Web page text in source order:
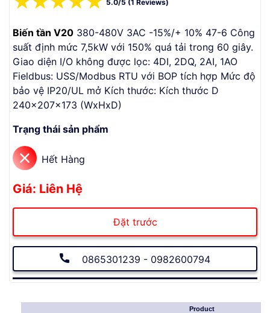
5.0/5 (1 Reviews)
Biến tần V20 380-480V 3AC -15%/+ 10% 47-6 Công
suất định mức 7,5kW với 150% quá tải trong 60 giây.
Giao diện I/O không được lọc: 4DI, 2DQ, 2AI, 1AO
Fieldbus: USS/Modbus RTU với BOP tích hợp Mức độ
bảo vệ IP20/UL mở Kích thước: Kích thước D
240x207x173 (WxHxD)
Trạng thái sản phẩm
Hết Hàng
Giá: Liên Hệ
Đặt trước
0865301239 - 0982600794
Product